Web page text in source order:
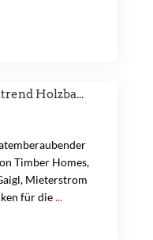
Holzba...
Timber Homes,
Mieterstrom
für die...